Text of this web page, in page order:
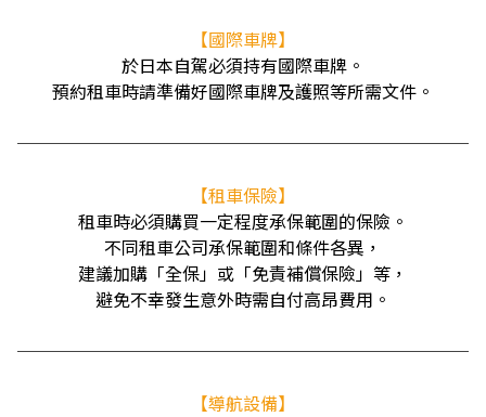
【國際車牌】
於日本自駕必須持有國際車牌。
預約租車時請準備好國際車牌及護照等所需文件。
──────────────────────────
【租車保險】
租車時必須購買一定程度承保範圍的保險。
不同租車公司承保範圍和條件各異，
建議加購「全保」或「免責補償保險」等，
避免不幸發生意外時需自付高昂費用。
──────────────────────────
【導航設備】